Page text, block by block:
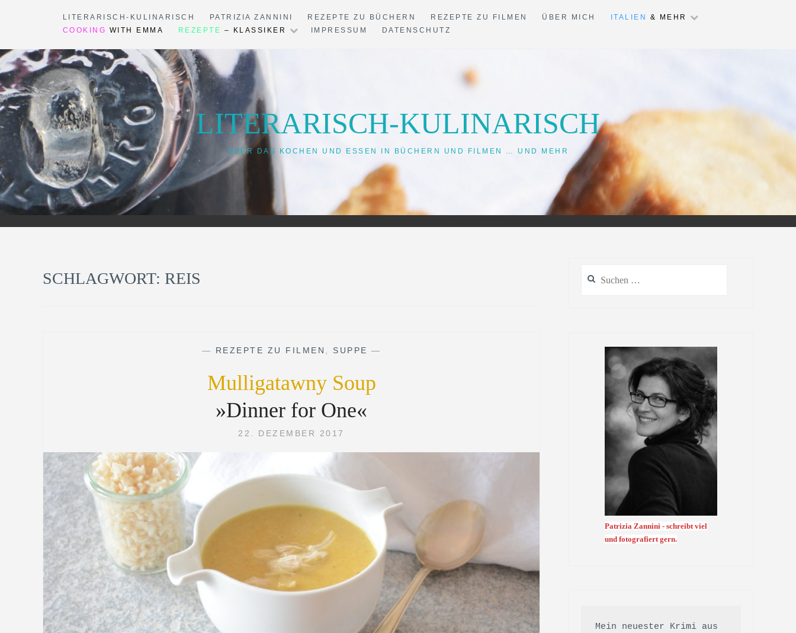
LITERARISCH-KULINARISCH PATRIZIA ZANNINI REZEPTE ZU BÜCHERN REZEPTE ZU FILMEN ÜBER MICH ITALIEN & MEHR
COOKING WITH EMMA REZEPTE – KLASSIKER IMPRESSUM DATENSCHUTZ
LITERARISCH-KULINARISCH
ÜBER DAS KOCHEN UND ESSEN IN BÜCHERN UND FILMEN … UND MEHR
SCHLAGWORT: REIS
— REZEPTE ZU FILMEN SUPPE —
Mulligatawny Soup
»Dinner for One«
22. DEZEMBER 2017
nach:
Patrizia Zannini - schreibt viel
und fotografiert gern.
Mein neuester Krimi aus